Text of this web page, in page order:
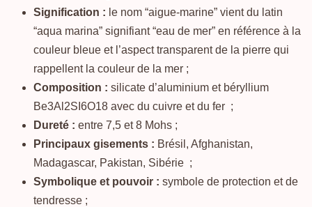
Signification : le nom “aigue-marine” vient du latin
“aqua marina” signifiant “eau de mer” en référence à la
couleur bleue et l’aspect transparent de la pierre qui
rappellent la couleur de la mer ;
Composition : silicate d’aluminium et béryllium
Be3Al2SI6O18 avec du cuivre et du fer ;
Dureté : entre 7,5 et 8 Mohs ;
Principaux gisements : Brésil, Afghanistan,
Madagascar, Pakistan, Sibérie ;
Symbolique et pouvoir : symbole de protection et de
tendresse ;